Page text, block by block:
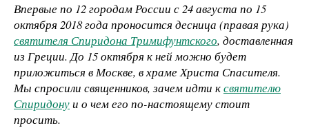
Впервые по 12 городам России с 24 августа по 15
октября 2018 года проносится десница (правая рука)
святителя Спиридона Тримифунтского, доставленная
из Греции. До 15 октября к ней можно будет
приложиться в Москве, в храме Христа Спасителя.
Мы спросили священников, зачем идти ксвятителю
Спиридонуи о чем его по-настоящему стоит
просить.